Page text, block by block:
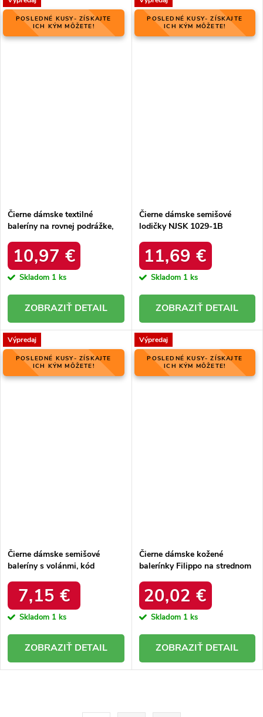
POSLEDNÉ KUSY- ZÍSKAJTE
ICH KÝM MÔŽETE!
Čierne dámske textilné
baleríny na rovnej podrážke,
10,97 €
Skladom 1 ks
DETAIL
POSLEDNÉ KUSY- ZÍSKAJTE
ICH KÝM MÔŽETE!
Čierne dámske semišové
lodičky NJSK 1029-1B
11,69 €
Skladom 1 ks
DETAIL
Výpredaj
POSLEDNÉ KUSY- ZÍSKAJTE
ICH KÝM MÔŽETE!
Čierne dámske semišové
baleríny s volánmi, kód
7,15 €
Skladom 1 ks
DETAIL
Výpredaj
POSLEDNÉ KUSY- ZÍSKAJTE
ICH KÝM MÔŽETE!
Čierne dámske kožené
balerínky Filippo na strednom
DS1394/20B
20,02 €
Skladom 1 ks
DETAIL